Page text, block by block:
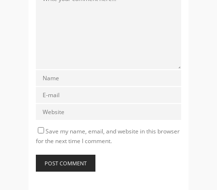
Save my name, email, and website in this browser
for the next time I comment.